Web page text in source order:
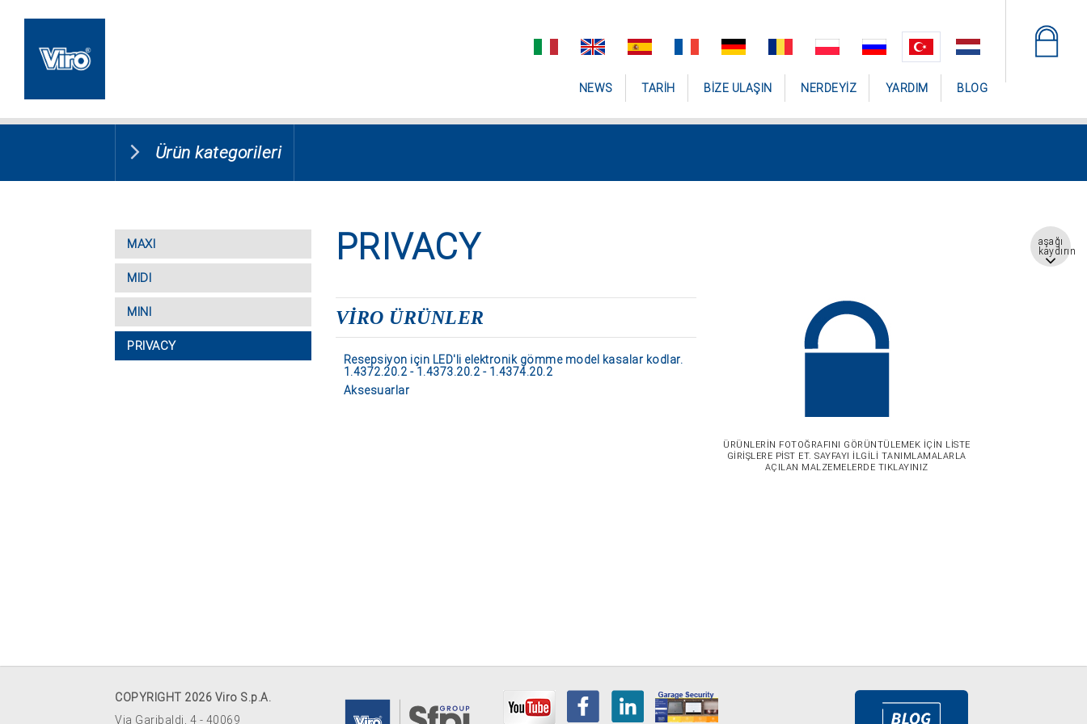
aşağı
kaydırın
NEWS TARIH BIZE ULAŞIN NERDEYIZ YARDIM BLOG
Ürün kategorileri
MAXI
MIDI
MINI
PRIVACY
PRIVACY
VIRO ÜRÜNLER
Resepsiyon için LED'li elektronik gömme model kasalar kodlar.
1.4372.20.2 - 1.4373.20.2 - 1.4374.20.2
Aksesuarlar
ÜRÜNLERİN FOTOĞRAFINI GÖRÜNTÜLEMEK İÇİN LİSTE
GİRİŞLERE PİST ET. SAYFAYI İLGİLİ TANIMLAMALARLA
AÇILAN MALZEMELERDE TIKLAYINIZ
COPYRIGHT 2026 Viro S.p.A.
Via Garibaldi, 4 - 40069